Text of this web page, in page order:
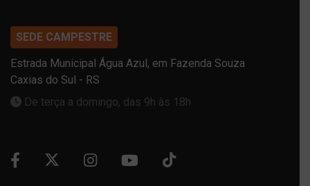
SEDE CAMPESTRE
Estrada Municipal Água Azul, em Fazenda Souza
Caxias do Sul - RS
De terça a domingo, das 9h às 18h